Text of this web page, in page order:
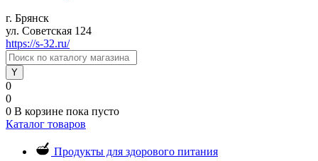
г. Брянск
ул. Советская 124
https://s-32.ru/
0
0
0 В корзине пока пусто
Каталог товаров
Продукты для здорового питания